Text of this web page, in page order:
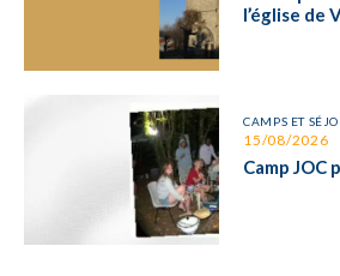
l’église de
CAMPS ET
15/08/2026
Camp JOC